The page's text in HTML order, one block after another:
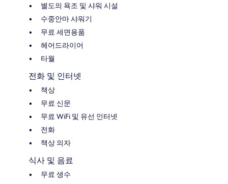
별도의 욕조 및 샤워 시설
수중안마 샤워기
무료 세면용품
헤어드라이어
타월
전화 및 인터넷
책상
무료 신문
무료 WiFi 및 유선 인터넷
전화
책상 의자
식사 및 음료
무료 생수